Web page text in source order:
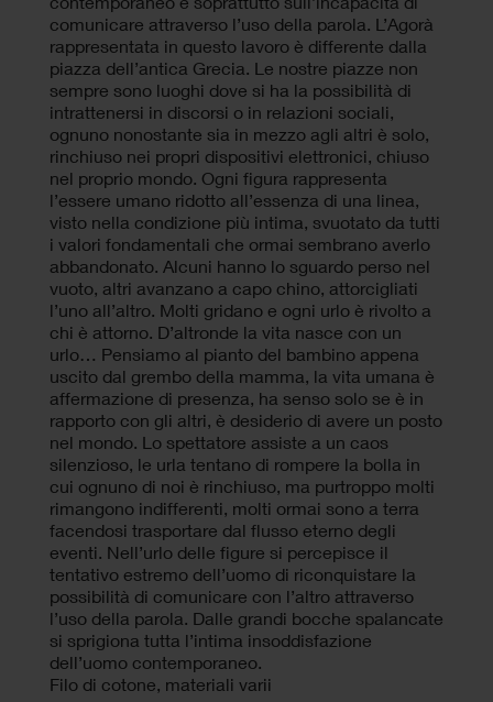
comunicare attraverso l’uso della parola. L’Agorà
rappresentata in questo lavoro è differente dalla
piazza dell’antica Grecia. Le nostre piazze non
sempre sono luoghi dove si ha la possibilità di
intrattenersi in discorsi o in relazioni sociali,
ognuno nonostante sia in mezzo agli altri è solo,
rinchiuso nei propri dispositivi elettronici, chiuso
nel proprio mondo. Ogni figura rappresenta
l’essere umano ridotto all’essenza di una linea,
visto nella condizione più intima, svuotato da tutti
i valori fondamentali che ormai sembrano averlo
abbandonato. Alcuni hanno lo sguardo perso nel
vuoto, altri avanzano a capo chino, attorcigliati
l’uno all’altro. Molti gridano e ogni urlo è rivolto a
chi è attorno. D’altronde la vita nasce con un
urlo… Pensiamo al pianto del bambino appena
uscito dal grembo della mamma, la vita umana è
affermazione di presenza, ha senso solo se è in
rapporto con gli altri, è desiderio di avere un posto
nel mondo. Lo spettatore assiste a un caos
silenzioso, le urla tentano di rompere la bolla in
cui ognuno di noi è rinchiuso, ma purtroppo molti
rimangono indifferenti, molti ormai sono a terra
facendosi trasportare dal flusso eterno degli
eventi. Nell’urlo delle figure si percepisce il
tentativo estremo dell’uomo di riconquistare la
possibilità di comunicare con l’altro attraverso
l’uso della parola. Dalle grandi bocche spalancate
si sprigiona tutta l’intima insoddisfazione
dell’uomo contemporaneo.
Filo di cotone, materiali varii